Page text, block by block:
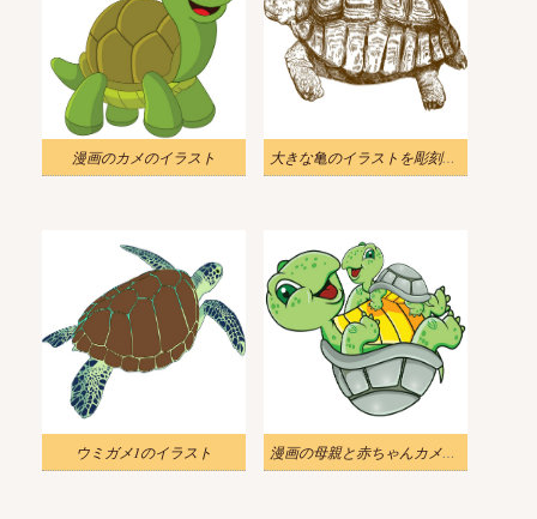
漫画のカメのイラスト 大きな亀のイラストを彫刻する
ウミガメ1のイラスト 漫画の母親と赤ちゃんカメのイラスト